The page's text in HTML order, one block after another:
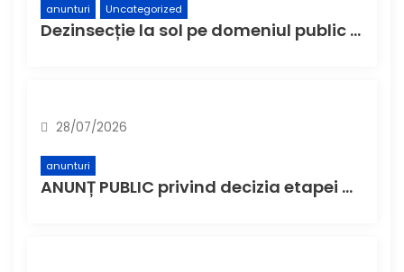
anunturi Uncategorized
Dezinsecție la sol pe domeniul public din municipiul Buzău – Etapa a 4-a
28/07/2026
anunturi
ANUNȚ PUBLIC privind decizia etapei de încadrare – ’’Complex de sănătate – Spital Municipal Buzău, etapa construire spital – faza Studiu de Fezabilitate’’